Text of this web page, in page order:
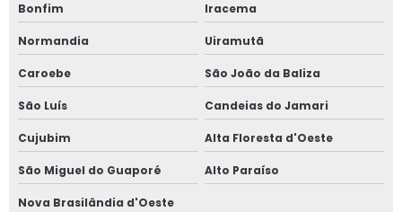
Bonfim Iracema
Normandia Uiramutã
Caroebe São João da Baliza
São Luís Candeias do Jamari
Cujubim Alta Floresta d'Oeste
São Miguel do Guaporé Alto Paraíso
Nova Brasilândia d'Oeste